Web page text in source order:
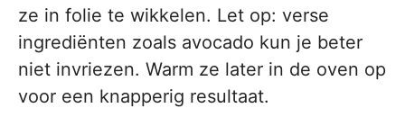
ze in folie te wikkelen. Let op: verse
ingrediënten zoals avocado kun je beter
niet invriezen. Warm ze later in de oven op
voor een knapperig resultaat.